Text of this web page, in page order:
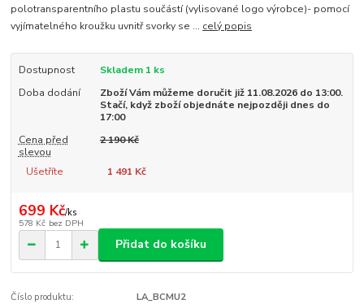
polotransparentního plastu součástí (vylisované logo výrobce)- pomocí
vyjímatelného kroužku uvnitř svorky se ... celý popis
Dostupnost
Skladem 1 ks
Doba dodání
Zboží Vám můžeme doručit již 11.08.2026 do 13:00.
Stačí, když zboží objednáte nejpozději dnes do
17:00
Cena před
slevou
2 190 Kč
Ušetříte 1 491 Kč
699 Kč/ks
578 Kč bez DPH
Přidat do košíku
Číslo produktu:
LA_BCMU2